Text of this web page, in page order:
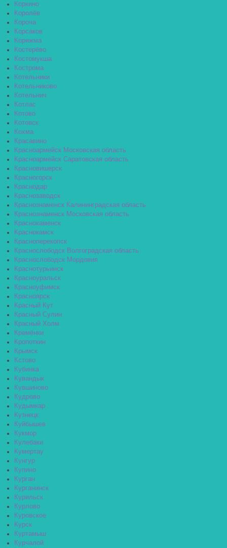
Коркино
Королёв
Короча
Корсаков
Коряжма
Костерёво
Костомукша
Кострома
Котельники
Котельниково
Котельнич
Котлас
Котово
Котовск
Кохма
Красавино
Красноармейск Московская область
Красноармейск Саратовская область
Красновишерск
Красногорск
Краснодар
Краснозаводск
Краснознаменск Калининградская область
Краснознаменск Московская область
Краснокаменск
Краснокамск
Красноперекопск
Краснослободск Волгоградская область
Краснослободск Мордовия
Краснотурьинск
Красноуральск
Красноуфимск
Красноярск
Красный Кут
Красный Сулин
Красный Холм
Кремёнки
Кропоткин
Крымск
Кстово
Кубинка
Кувандык
Кувшиново
Кудрово
Кудымкар
Кузнецк
Куйбышев
Кукмор
Кулебаки
Кумертау
Кунгур
Купино
Курган
Курганинск
Курильск
Курлово
Куровское
Курск
Куртамыш
Курчалой